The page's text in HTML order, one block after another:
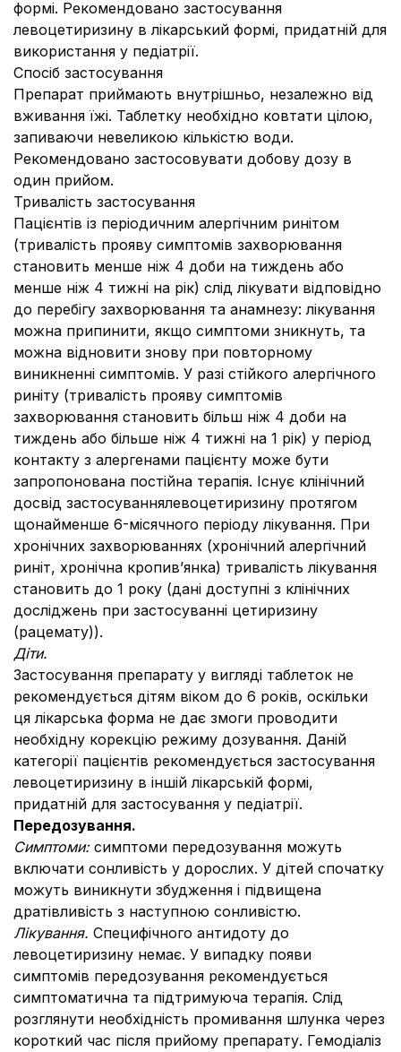
формі. Рекомендовано застосування
левоцетиризину в лікарський формі, придатній для
використання у педіатрії.
Спосіб застосування
Препарат приймають внутрішньо, незалежно від
вживання їжі. Таблетку необхідно ковтати цілою,
запиваючи невеликою кількістю води.
Рекомендовано застосовувати добову дозу в
один прийом.
Тривалість застосування
Пацієнтів із періодичним алергічним ринітом
(тривалість прояву симптомів захворювання
становить менше ніж 4 доби на тиждень або
менше ніж 4 тижні на рік) слід лікувати відповідно
до перебігу захворювання та анамнезу: лікування
можна припинити, якщо симптоми зникнуть, та
можна відновити знову при повторному
виникненні симптомів. У разі стійкого алергічного
риніту (тривалість прояву симптомів
захворювання становить більш ніж 4 доби на
тиждень або більше ніж 4 тижні на 1 рік) у період
контакту з алергенами пацієнту може бути
запропонована постійна терапія. Існує клінічний
досвід застосуваннялевоцетиризину протягом
щонайменше 6-місячного періоду лікування. При
хронічних захворюваннях (хронічний алергічний
риніт, хронічна кропив’янка) тривалість лікування
становить до 1 року (дані доступні з клінічних
досліджень при застосуванні цетиризину
(рацемату)).
Діти.
Застосування препарату у вигляді таблеток не
рекомендується дітям віком до 6 років, оскільки
ця лікарська форма не дає змоги проводити
необхідну корекцію режиму дозування. Даній
категорії пацієнтів рекомендується застосування
левоцетиризину в іншій лікарській формі,
придатній для застосування у педіатрії.
Передозування.
Симптоми: симптоми передозування можуть
включати сонливість у дорослих. У дітей спочатку
можуть виникнути збудження і підвищена
дратівливість з наступною сонливістю.
Лікування. Специфічного антидоту до
левоцетиризину немає. У випадку появи
симптомів передозування рекомендується
симптоматична та підтримуюча терапія. Слід
розглянути необхідність промивання шлунка через
короткий час після прийому препарату. Гемодіаліз